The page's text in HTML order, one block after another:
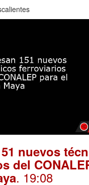
nuevos
del
. 19:08